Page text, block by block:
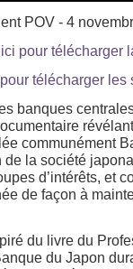
POV - 4
pour télécharger
télécharger les
banques
communément
de la société
d’intérêts, et
de façon à
du livre du
du Japon